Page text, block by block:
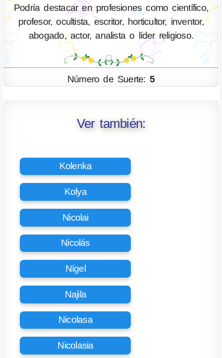
Podría destacar en profesiones como científico,
profesor, ocultista, escritor, horticultor, inventor,
abogado, actor, analista o líder religioso.
Número de Suerte: 5
Ver también:
Kolenka
Kolya
Nicolai
Nicolás
Nígel
Najila
Nicolasa
Nicolasia